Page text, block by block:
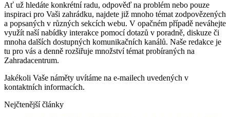
Ať už hledáte konkrétní radu, odpověď na problém nebo pouze
inspiraci pro Vaši zahrádku, najdete již mnoho témat zodpovězených
a popsaných v různých sekcích webu. V opačném případě neváhejte
využít naší nabídky interakce pomocí dotazů v poradně, diskuze či
mnoha dalších dostupných komunikačních kanálů. Naše redakce je
tu pro vás a denně rozšiřuje množství témat probíraných na
Zahradacentrum.
Jakékoli Vaše náměty uvítáme na e-mailech uvedených v
kontaktních informacích.
Nejčtenější články